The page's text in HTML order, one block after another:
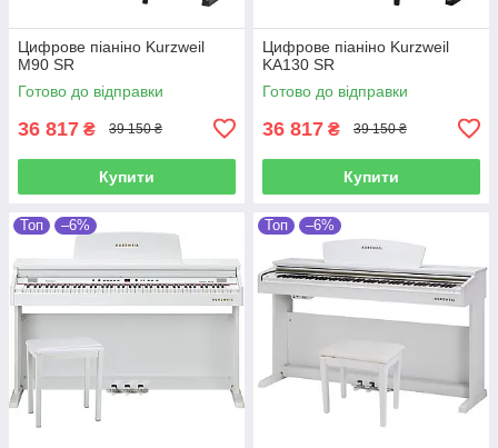
Цифрове піаніно Kurzweil
M90 SR
Готово до відправки
36 817 ₴ 39 150 ₴
Купити
Цифрове піаніно Kurzweil
KA130 SR
Готово до відправки
36 817 ₴ 39 150 ₴
Купити
Топ –6% Топ –6%